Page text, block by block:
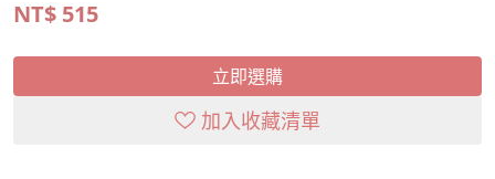
NT$ 515
立即選購
加入收藏清單